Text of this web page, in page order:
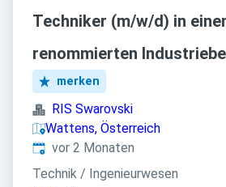
Techniker (m/w/d) in
renommierten
merken
RIS Swarovski
Wattens, Österreich
Veröffentlicht:
vor 2 Monaten
Technik / Ingenieurwesen